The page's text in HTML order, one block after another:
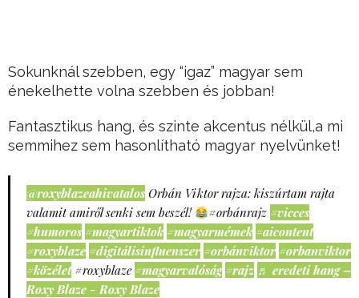
Sokunknál szebben, egy “igaz” magyar sem
énekelhette volna szebben és jobban!
Fantasztikus hang, és szinte akcentus nélkül,a mi
semmihez sem hasonlítható magyar nyelvünket!
@roxyblazeahivatalos Orbán Viktor rajza: kiszúrtam rajta
valamit amiről senki sem beszél!
#orbánrajz #vicces
#humoros #magyartiktok #magyarmémek #aicontent
#roxyblaze #digitálisinfluenszer #orbánviktor #orbanviktor
#közélet #roxyblaze #magyarvalóság #rajz ♬ eredeti hang –
Roxy Blaze - Roxy Blaze